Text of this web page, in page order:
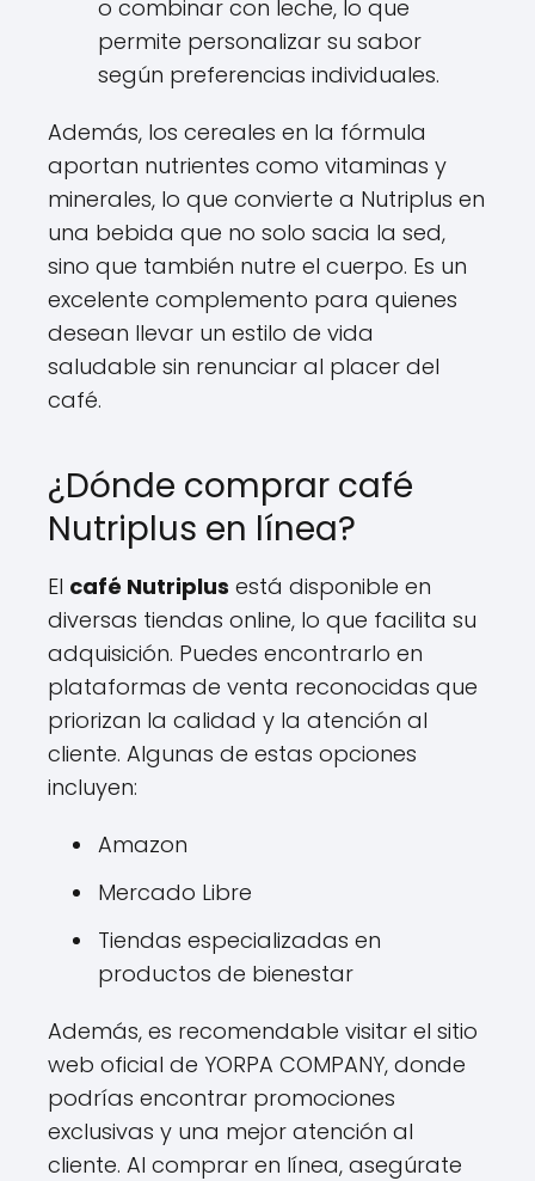
o combinar con leche, lo que
permite personalizar su sabor
según preferencias individuales.
Además, los cereales en la fórmula
aportan nutrientes como vitaminas y
minerales, lo que convierte a Nutriplus en
una bebida que no solo sacia la sed,
sino que también nutre el cuerpo. Es un
excelente complemento para quienes
desean llevar un estilo de vida
saludable sin renunciar al placer del
café.
¿Dónde comprar café
Nutriplus en línea?
El café Nutriplus está disponible en
diversas tiendas online, lo que facilita su
adquisición. Puedes encontrarlo en
plataformas de venta reconocidas que
priorizan la calidad y la atención al
cliente. Algunas de estas opciones
incluyen:
Amazon
Mercado Libre
Tiendas especializadas en
productos de bienestar
Además, es recomendable visitar el sitio
web oficial de YORPA COMPANY, donde
podrías encontrar promociones
exclusivas y una mejor atención al
cliente. Al comprar en línea, asegúrate